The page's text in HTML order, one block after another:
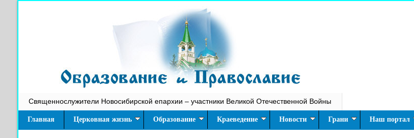
Священнослужители Новосибирской епархии – участники Великой Отечественной Войны
Главная Церковная жизнь Образование Краеведение Новости Грани Наш портал